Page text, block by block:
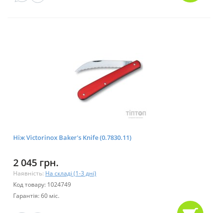
Ніж Victorinox Baker's Knife (0.7830.11)
2 045 грн.
Наявність: На складі (1-3 дні)
Код товару: 1024749
Гарантія: 60 міс.